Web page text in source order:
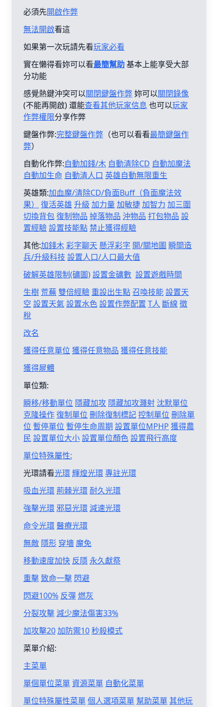
必須先開啟作弊
無法開啟看這
如果第一次玩請先看玩家必看
實在懶得看妳可以看最簡幫助基本上能享受大部
分功能
感覺熱鍵沖突可以關閉鍵盤作弊妳可以關閉錄像
(不能再開啟) 還能查看其他玩家信息 也可以玩家
作弊權限分享作弊
鍵盤作弊:完整鍵盤作弊 （也可以看看最簡鍵盤作
弊）
自動化作弊:自動加錢/木 自動清除CD 自動加魔法
自動加生命 自動清人口 英雄自動無限重生
英雄類:加血魔/清除CD/負面Buff（負面魔法效
果）
復活英雄 升級 加力量 加敏捷加智力 加三圍
切換背包復制物品 掉落物品 沖物品 打包物品 設
置經驗設置技能點禁止獲得經驗
其他:加錢木彩字聊天 懸浮彩字 開/關地圖 瞬間造
兵/升級科技 設置人口/人口最大值
破解英雄限制(礦圖)設置金礦數 設置遊戲時間
生樹 荒蕪雙倍經驗 重設出生點召喚技能設置天
空 設置天氣設置水色設置作弊配置 T人 斷線 徵
稅
改名
獲得任意單位 獲得任意物品 獲得任意技能
獲得屍體
單位類:
瞬移/移動單位 隱藏加攻 隱藏加攻濺射 沈默單位
克隆操作復制單位 刪除復制標記控制單位 刪除單
位 暫停單位 暫停生命周期 設置單位MPHP 獲得農
民 設置單位大小設置單位顏色設置飛行高度
單位特殊屬性:
光環請看光環輝煌光環專註光環
吸血光環荊棘光環耐久光環
強擊光環邪惡光環減速光環
命令光環醫療光環
無敵 隱形 穿墻 魔免
移動速度加快 反隱 永久獻祭
重擊致命一擊 閃避
閃避100% 反彈燃灰
分裂攻擊減少魔法傷害33%
加攻擊20加防禦10秒殺模式
菜單介紹:
主菜單
單個單位菜單 資源菜單 自動化菜單
單位特殊屬性菜單個人選項菜單 幫助菜單其他玩